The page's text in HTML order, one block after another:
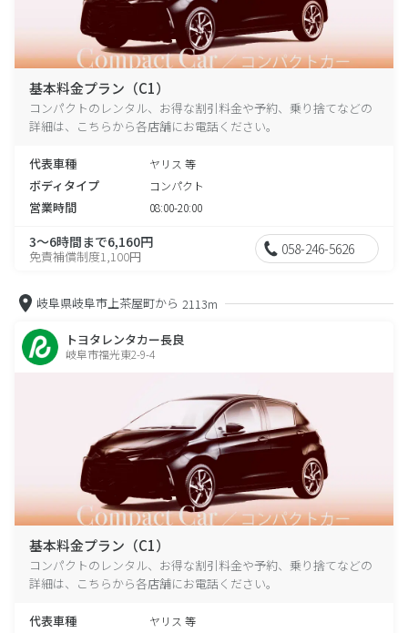
基本料金プラン（C1）
コンパクトのレンタル、お得な割引料金や予約、乗り捨てなどの
詳細は、こちらから各店舗にお電話ください。
代表車種 ヤリス 等
ボディタイプ コンパクト
営業時間 08:00-20:00
3～6時間まで6,160円
免責補償制度1,100円 058-246-5626
岐阜県岐阜市上茶屋町から 2113m
トヨタレンタカー長良
岐阜市福光東2-9-4
基本料金プラン（C1）
コンパクトのレンタル、お得な割引料金や予約、乗り捨てなどの
詳細は、こちらから各店舗にお電話ください。
代表車種 ヤリス 等